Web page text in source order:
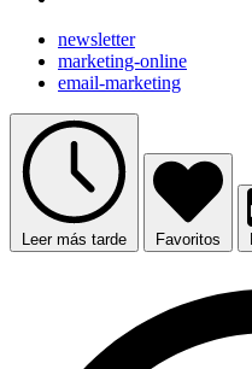
newsletter
marketing-online
email-marketing
Leer más tarde Favoritos